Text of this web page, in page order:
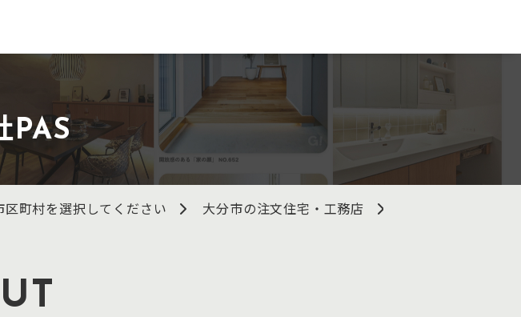
PAS
区町村を選択してください 大分市の注文住宅・工務店